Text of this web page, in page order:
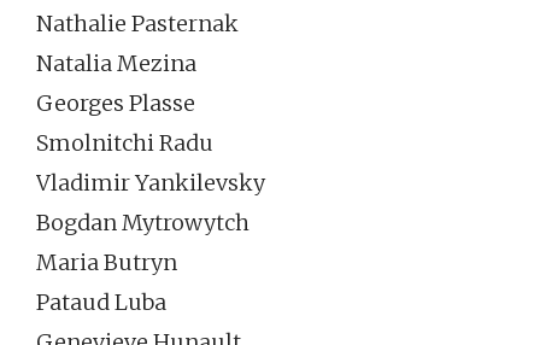
Nathalie Pasternak
Natalia Mezina
Georges Plasse
Smolnitchi Radu
Vladimir Yankilevsky
Bogdan Mytrowytch
Maria Butryn
Pataud Luba